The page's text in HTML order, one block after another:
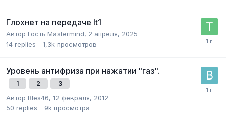
Глохнет на передаче lt1
Автор Гость Mastermind, 2 апреля, 2025
14 replies 1,3k просмотров
Уровень антифриза при нажатии "газ".
1 2 3
Автор Bles46, 12 февраля, 2012
50 replies 9k просмотра